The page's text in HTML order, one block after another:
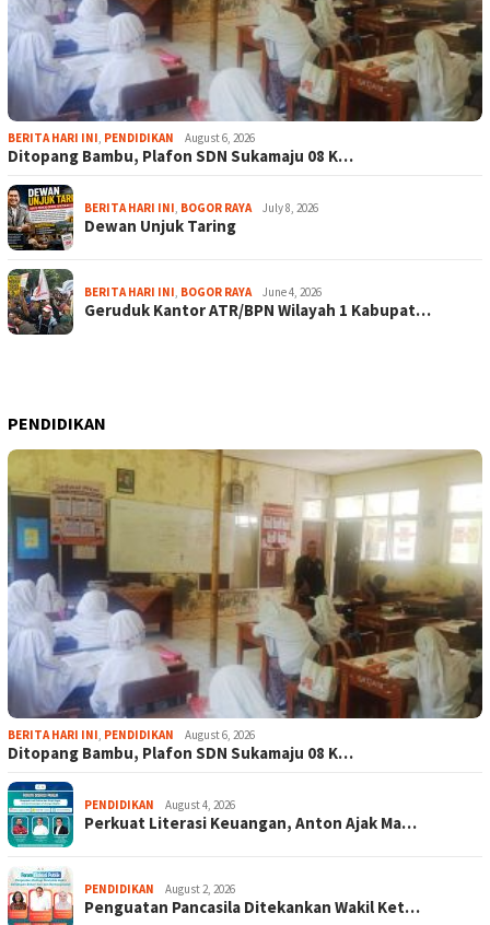
BERITA HARI INI, PENDIDIKAN August 6, 2026
Ditopang Bambu, Plafon SDN Sukamaju 08 K…
BERITA HARI INI, BOGOR RAYA July 8, 2026
Dewan Unjuk Taring
BERITA HARI INI, BOGOR RAYA June 4, 2026
Geruduk Kantor ATR/BPN Wilayah 1 Kabupat…
PENDIDIKAN
BERITA HARI INI, PENDIDIKAN August 6, 2026
Ditopang Bambu, Plafon SDN Sukamaju 08 K…
PENDIDIKAN August 4, 2026
Perkuat Literasi Keuangan, Anton Ajak Ma…
PENDIDIKAN August 2, 2026
Penguatan Pancasila Ditekankan Wakil Ket…